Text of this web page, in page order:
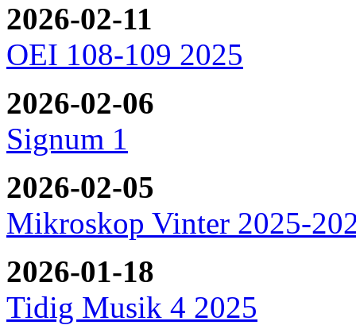
2026-02-11
OEI 108-109 2025
2026-02-06
Signum 1
2026-02-05
Mikroskop Vinter 2025-
2026-01-18
Tidig Musik 4 2025